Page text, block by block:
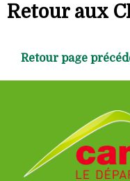
Retour aux
Retour page